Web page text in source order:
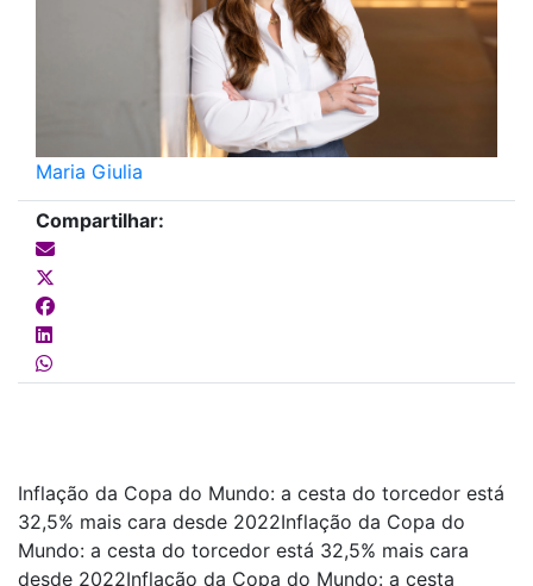
Maria Giulia
Compartilhar:
Inflação da Copa do Mundo: a cesta do torcedor está
32,5% mais cara desde 2022Inflação da Copa do
Mundo: a cesta do torcedor está 32,5% mais cara
desde 2022Inflação da Copa do Mundo: a cesta